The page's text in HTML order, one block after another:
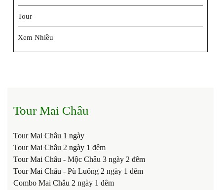
Tour
Xem Nhiều
Tour Mai Châu
Tour Mai Châu 1 ngày
Tour Mai Châu 2 ngày 1 đêm
Tour Mai Châu - Mộc Châu 3 ngày 2 đêm
Tour Mai Châu - Pù Luông 2 ngày 1 đêm
Combo Mai Châu 2 ngày 1 đêm